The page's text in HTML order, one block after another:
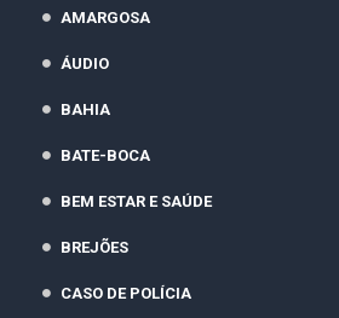
AMARGOSA
ÁUDIO
BAHIA
BATE-BOCA
BEM ESTAR E SAÚDE
BREJÕES
CASO DE POLÍCIA